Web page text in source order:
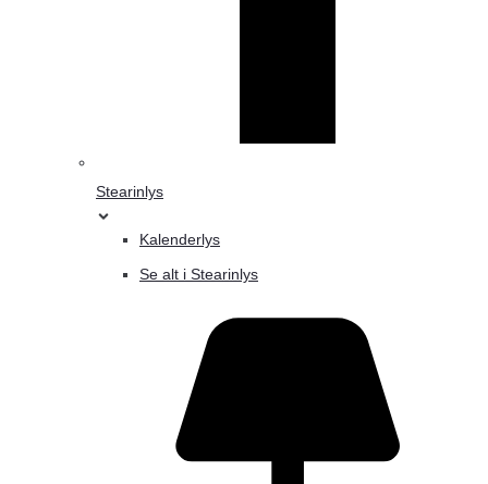
Stearinlys
Kalenderlys
Se alt i Stearinlys